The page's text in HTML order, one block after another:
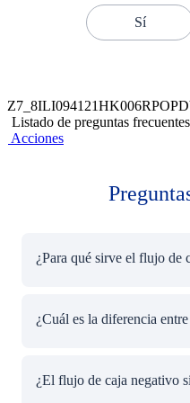
Sí
Listado de preguntas
Acciones
¿Para qué sirve el flujo de
dinero entra y sale de un
ayuda a anticipar
¿Cuál es la diferencia
movimiento real del
¿El flujo de caja negativo